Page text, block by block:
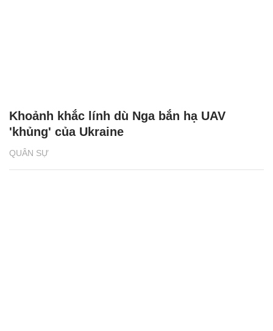
QUÂN SỰ
Khoảnh khắc lính dù Nga bắn hạ UAV
'khủng' của Ukraine